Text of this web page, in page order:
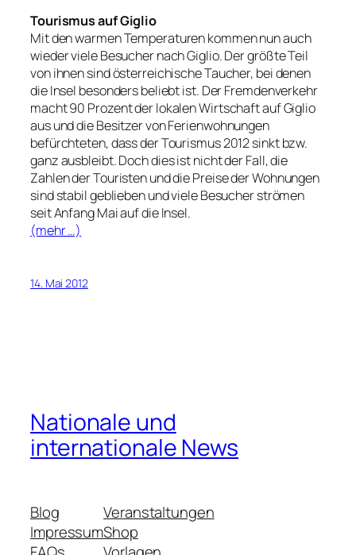
Tourismus auf Giglio
Mit den warmen Temperaturen kommen nun auch
wieder viele Besucher nach Giglio. Der größte Teil
von ihnen sind österreichische Taucher, bei denen
die Insel besonders beliebt ist. Der Fremdenverkehr
macht 90 Prozent der lokalen Wirtschaft auf Giglio
aus und die Besitzer von Ferienwohnungen
befürchteten, dass der Tourismus 2012 sinkt bzw.
ganz ausbleibt. Doch dies ist nicht der Fall, die
Zahlen der Touristen und die Preise der Wohnungen
sind stabil geblieben und viele Besucher strömen
seit Anfang Mai auf die Insel.
(mehr …)
14. Mai 2012
Nationale und
internationale News
Blog
Impressum
Veranstaltungen
Shop